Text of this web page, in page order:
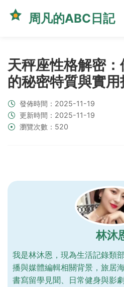
周凡的ABC日記
天秤座性格解密
的秘密特質與實用
發佈時間：2025-11-19
更新時間：2025-11-19
瀏覽次數：520
林沐
我是林沐恩，現為生活記錄類
播與媒體編輯相關背景，旅居
書寫留學見聞、日常健身與影